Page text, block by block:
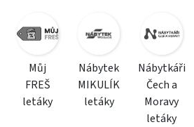
Můj
FREŠ
letáky
Nábytek
MIKULÍK
letáky
Nábytkáři
Čech a
Moravy
letáky